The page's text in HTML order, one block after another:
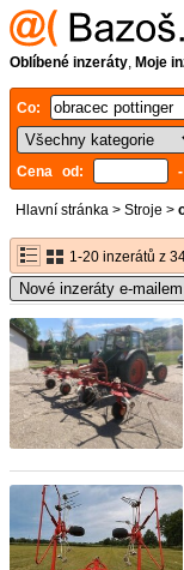
Oblíbené inzeráty, Moje
Co:
Cena od:
Hlavní stránka > Stroje >
1-20 inzerátů z
Nové inzeráty e-mailem